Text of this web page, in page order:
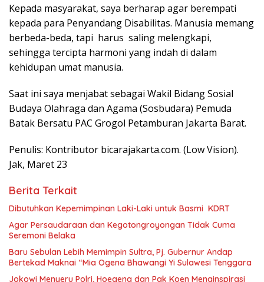
Kepada masyarakat, saya berharap agar berempati
kepada para Penyandang Disabilitas. Manusia memang
berbeda-beda, tapi harus saling melengkapi,
sehingga tercipta harmoni yang indah di dalam
kehidupan umat manusia.
Saat ini saya menjabat sebagai Wakil Bidang Sosial
Budaya Olahraga dan Agama (Sosbudara) Pemuda
Batak Bersatu PAC Grogol Petamburan Jakarta Barat.
Penulis: Kontributor bicarajakarta.com. (Low Vision).
Jak, Maret 23
Berita Terkait
Dibutuhkan Kepemimpinan Laki-Laki untuk Basmi KDRT
Agar Persaudaraan dan Kegotongroyongan Tidak Cuma
Seremoni Belaka
Baru Sebulan Lebih Memimpin Sultra, Pj. Gubernur Andap
Bertekad Maknai “Mia Ogena Bhawangi Yi Sulawesi Tenggara
Jokowi Menyeru Polri, Hoegeng dan Pak Koen Menginspirasi